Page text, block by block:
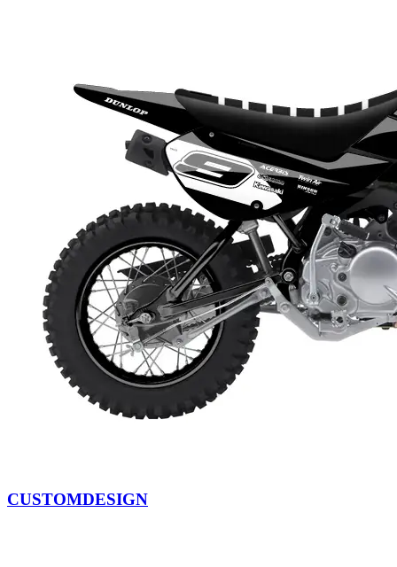
CUSTOMDESIGN